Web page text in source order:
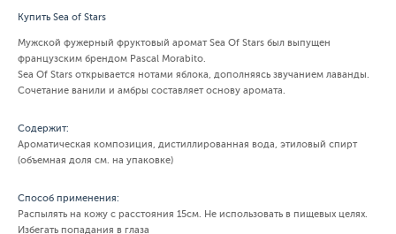
Купить Sea of Stars
Мужской фужерный фруктовый аромат Sea Of Stars был выпущен
французским брендом Pascal Morabito.
Sea Of Stars открывается нотами яблока, дополняясь звучанием лаванды.
Сочетание ванили и амбры составляет основу аромата.
Содержит:
Ароматическая композиция, дистиллированная вода, этиловый спирт
(объемная доля см. на упаковке)
Способ применения:
Распылять на кожу с расстояния 15см. Не использовать в пищевых целях.
Избегать попадания в глаза